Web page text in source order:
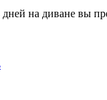
на диване вы